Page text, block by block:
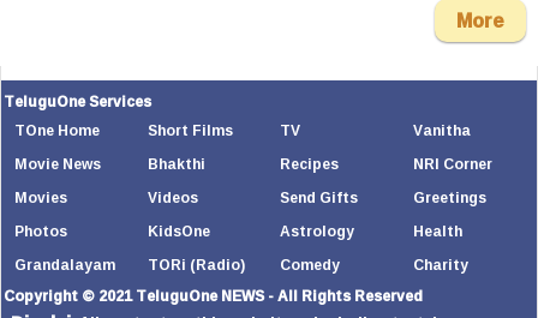
More
TeluguOne Services
TOne Home
Movie News
Movies
Photos
Grandalayam
Short Films
Bhakthi
Videos
KidsOne
TORi (Radio)
TV
Recipes
Send Gifts
Astrology
Comedy
Vanitha
NRI Corner
Greetings
Health
Charity
Copyright © 2021 TeluguOne NEWS - All Rights Reserved